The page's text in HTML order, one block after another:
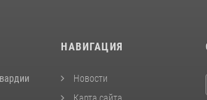
НАВИГАЦИЯ
Новости